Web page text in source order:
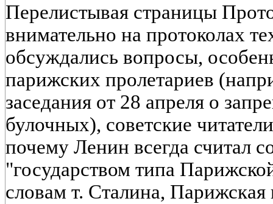
Перелистывая страницы
внимательно на протоколах
обсуждались вопросы,
парижских пролетариев
заседания от 28 апреля о
булочных), советские
почему Ленин всегда считал
"государством типа
словам т. Сталина, Парижская